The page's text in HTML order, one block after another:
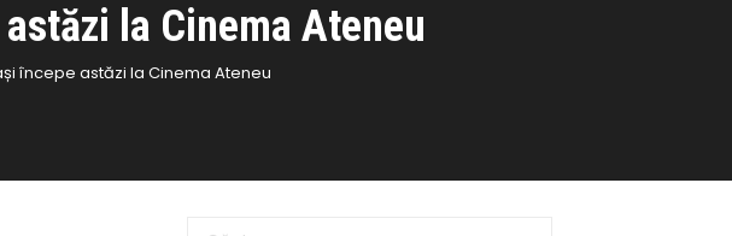
la Cinema Ateneu
începe astăzi la Cinema Ateneu